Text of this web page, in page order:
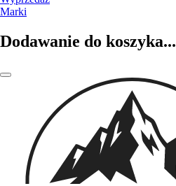
Marki
Dodawanie do koszyka...